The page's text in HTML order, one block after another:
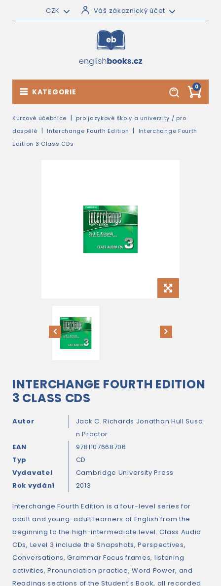
CZK Váš zákaznický účet
0
KATEGORIE
Kurzové učebnice
pro jazykové školy a univerzity / pro
dospělé
Interchange Fourth Edition
Interchange Fourth
Edition 3 Class CDs
INTERCHANGE FOURTH EDITION
3 CLASS CDS
Autor Jack C. Richards Jonathan HullSusa
n Proctor
EAN
9781107668706
Typ
CD
Vydavatel
Cambridge University Press
Rok vydání
2013
Interchange Fourth Edition is a four-level series for
adult and young-adult learners of English from the
beginning to the high-intermediate level. Class Audio
CDs, Level 3 include the Snapshots, Perspectives,
Conversations, Grammar Focus frames, listening
activities, Pronunciation practice, Word Power, and
Readings sections of the Student's Book, all recorded